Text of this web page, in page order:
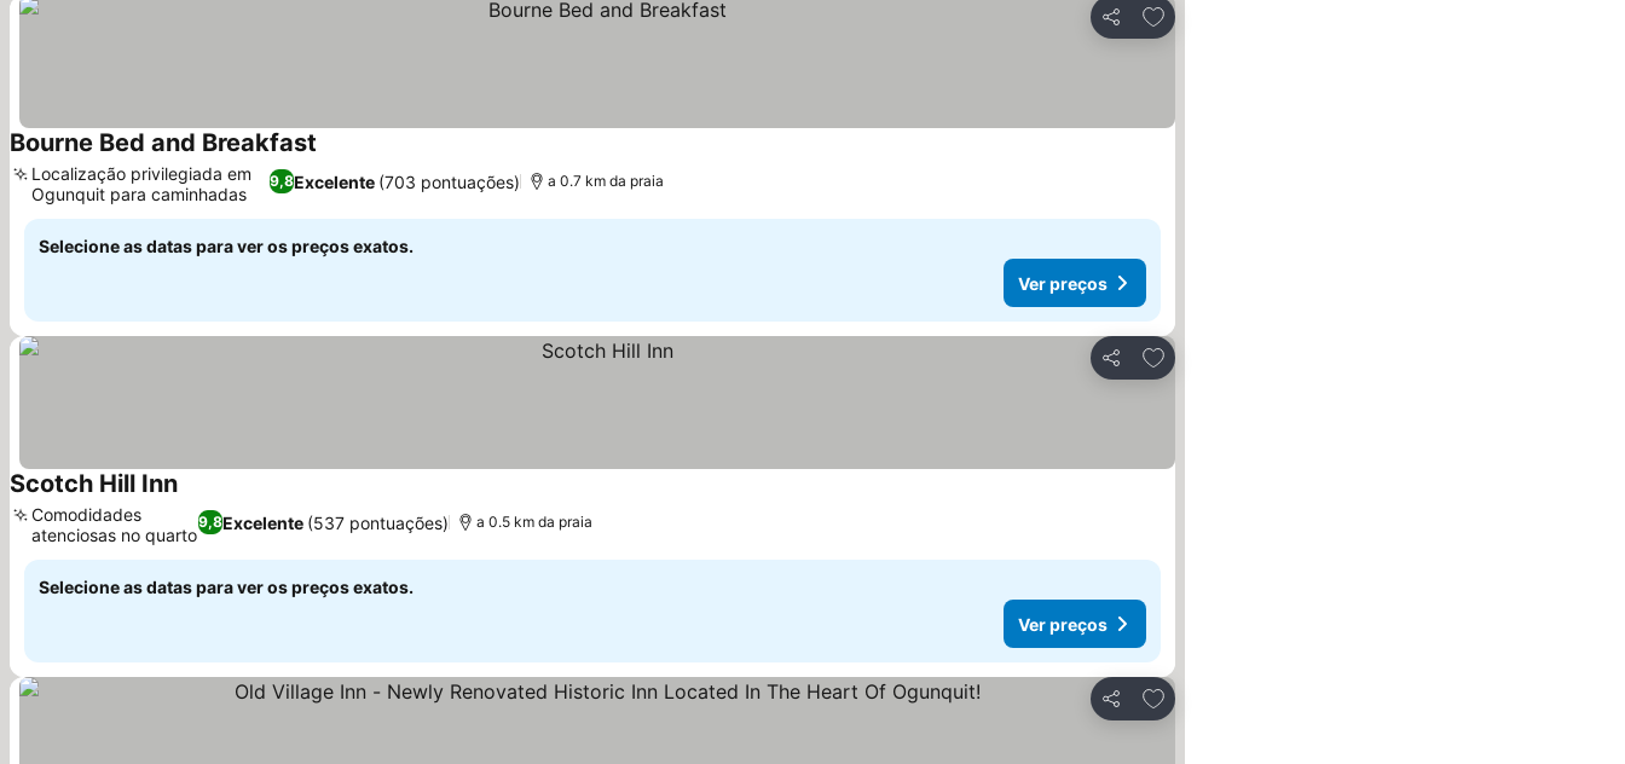
Partilhar
Adicionar aos favoritos
Bourne Bed and Breakfast
9,8Excelente (703 pontuações)
Localização privilegiada em
Ogunquit para caminhadas
a 0.7 km da praia
Selecione as datas para ver os preços exatos.
Ver preços
Partilhar
Adicionar aos favoritos
Scotch Hill InnVer preços
9,8Excelente (537 pontuações)
Comodidades
atenciosas no quarto
a 0.5 km da praia
Selecione as datas para ver os preços exatos.
Ver preços
Partilhar
Adicionar aos favoritos